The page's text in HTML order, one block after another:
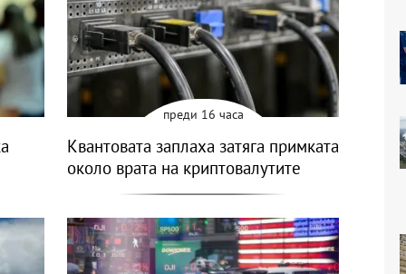
преди 16 часа
Квантовата заплаха затяга примката
около врата на криптовалутите